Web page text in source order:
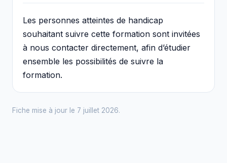
Les personnes atteintes de handicap
souhaitant suivre cette formation sont invitées
à nous contacter directement, afin d’étudier
ensemble les possibilités de suivre la
formation.
Fiche mise à jour le 7 juillet 2026.